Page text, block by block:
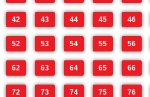
42 43 44 45 46
52 53 54 55 56
62 63 64 65 66
72 73 74 75 76